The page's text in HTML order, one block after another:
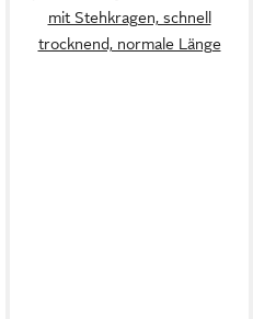
mit Stehkragen, schnell
trocknend, normale Länge